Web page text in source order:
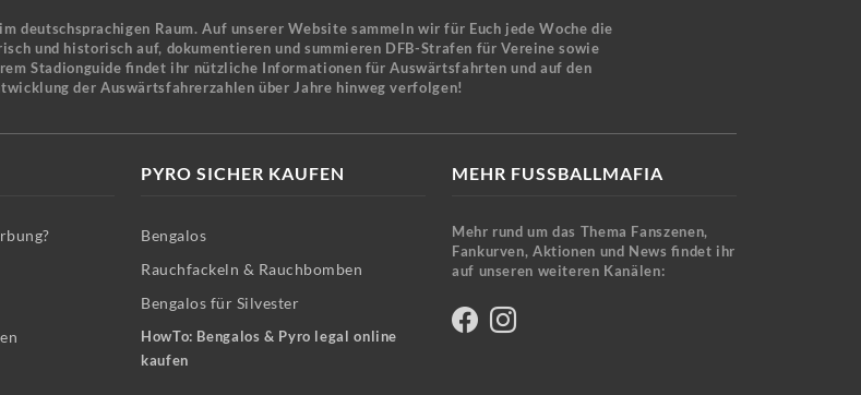
deutschsprachigen Raum. Auf unserer Website sammeln wir für Euch jede Woche die
und historisch auf, dokumentieren und summieren DFB-Strafen für Vereine sowie
Stadionguide findet ihr nützliche Informationen für Auswärtsfahrten und auf den
der Auswärtsfahrerzahlen über Jahre hinweg verfolgen!
PYRO SICHER KAUFEN
Bengalos
Rauchfackeln & Rauchbomben
Bengalos für Silvester
HowTo: Bengalos & Pyro legal online
kaufen
MEHR FUSSBALLMAFIA
Mehr rund um das Thema Fanszenen,
Fankurven, Aktionen und News findet ihr
auf unseren weiteren Kanälen: